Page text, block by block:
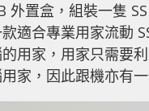
外置盒，組裝一隻
適合專業用家流動
用家，用家只需要
家，因此跟機亦有